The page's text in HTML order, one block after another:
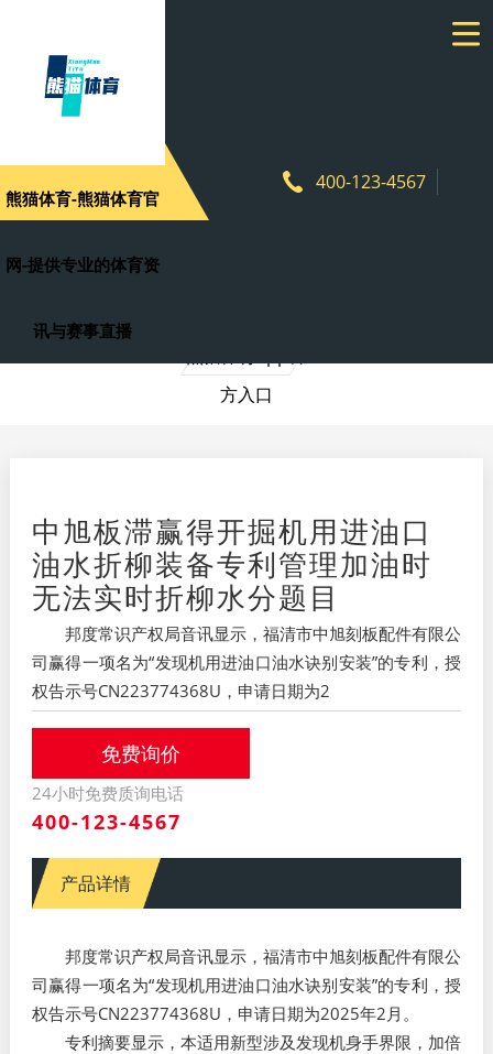
熊猫体育-熊猫体育官
网-提供专业的体育资
讯与赛事直播
400-123-4567
熊猫体育官方网站
站
方入口
中旭板滞赢得开掘机用进油口
油水折柳装备专利管理加油时
无法实时折柳水分题目
邦度常识产权局音讯显示，福清市中旭刻板配件有限公
司赢得一项名为“发现机用进油口油水诀别安装”的专利，授
权告示号CN223774368U，申请日期为2
免费询价
24小时免费质询电话
400-123-4567
产品详情
邦度常识产权局音讯显示，福清市中旭刻板配件有限公
司赢得一项名为“发现机用进油口油水诀别安装”的专利，授
权告示号CN223774368U，申请日期为2025年2月。
专利摘要显示，本适用新型涉及发现机身手界限，加倍